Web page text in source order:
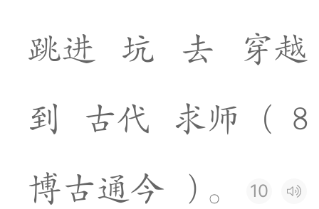
跳进 坑 去 穿越
到
古代 求师 (
8
博古通今 ) 。 10